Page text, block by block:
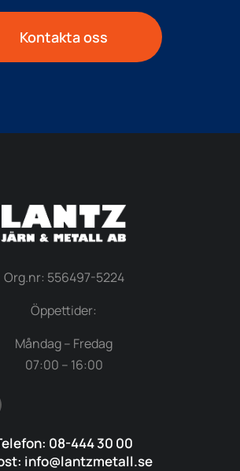
Kontakta oss
Org.nr: 556497-5224
Öppettider:
Måndag – Fredag
07:00 – 16:00
08-444 30 00
info@lantzmetall.se